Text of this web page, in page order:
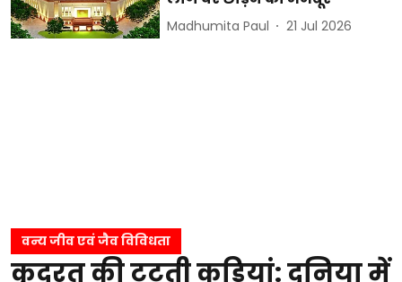
Madhumita Paul 21 Jul 2026
वन्य जीव एवं जैव विविधता
कुदरत की टूटती कड़ियां: दुनिया में